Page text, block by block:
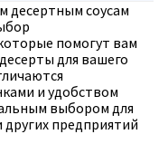
десертным соусам
помогут вам
для вашего
и удобством
выбором для
предприятий